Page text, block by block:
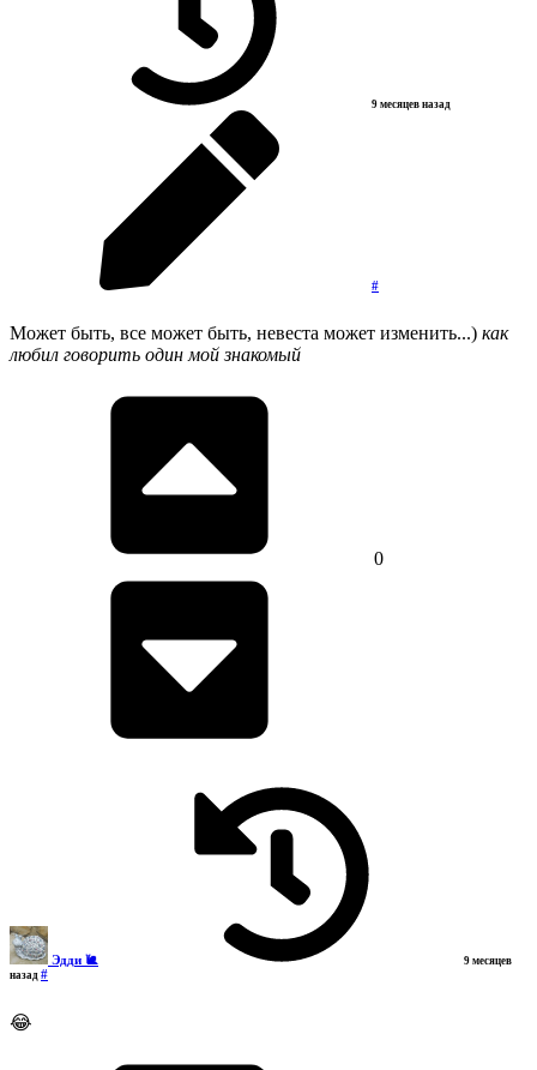
9 месяцев назад
#
Может быть, все может быть, невеста может изменить...) как
любил говорить один мой знакомый
0
Эдди 🐌
9 месяцев
назад #
😂